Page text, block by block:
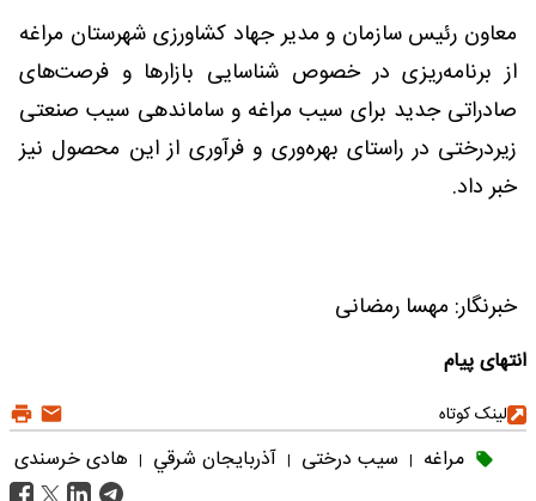
معاون رئیس سازمان و مدیر جهاد کشاورزی شهرستان مراغه
از برنامه‌ریزی در خصوص شناسایی بازارها و فرصت‌های
صادراتی جدید برای سیب مراغه و ساماندهی سیب صنعتی
زیردرختی در راستای بهره‌وری و فرآوری از این محصول نیز
خبر داد.
خبرنگار: مهسا رمضانی
انتهای پیام
لینک کوتاه
مراغه | سیب درختی | آذربايجان شرقي | هادی خرسندی